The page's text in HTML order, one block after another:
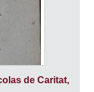
de Caritat,